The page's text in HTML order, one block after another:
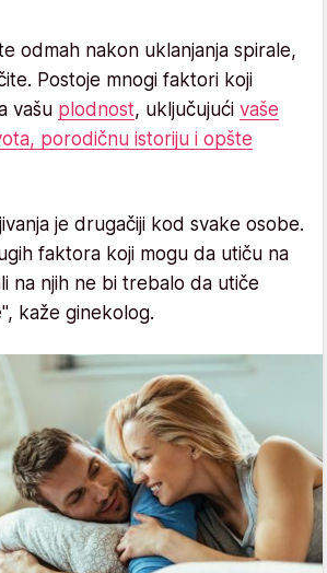
odmah nakon uklanjanja spirale,
Postoje mnogi faktori koji
vašu plodnost, uključujući vaše
porodičnu istoriju i opšte
je drugačiji kod svake osobe.
faktora koji mogu da utiču na
na njih ne bi trebalo da utiče
kaže ginekolog.